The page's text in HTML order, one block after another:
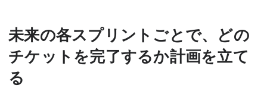
未来の各スプリントごとで、どの
チケットを完了するか計画を立て
る